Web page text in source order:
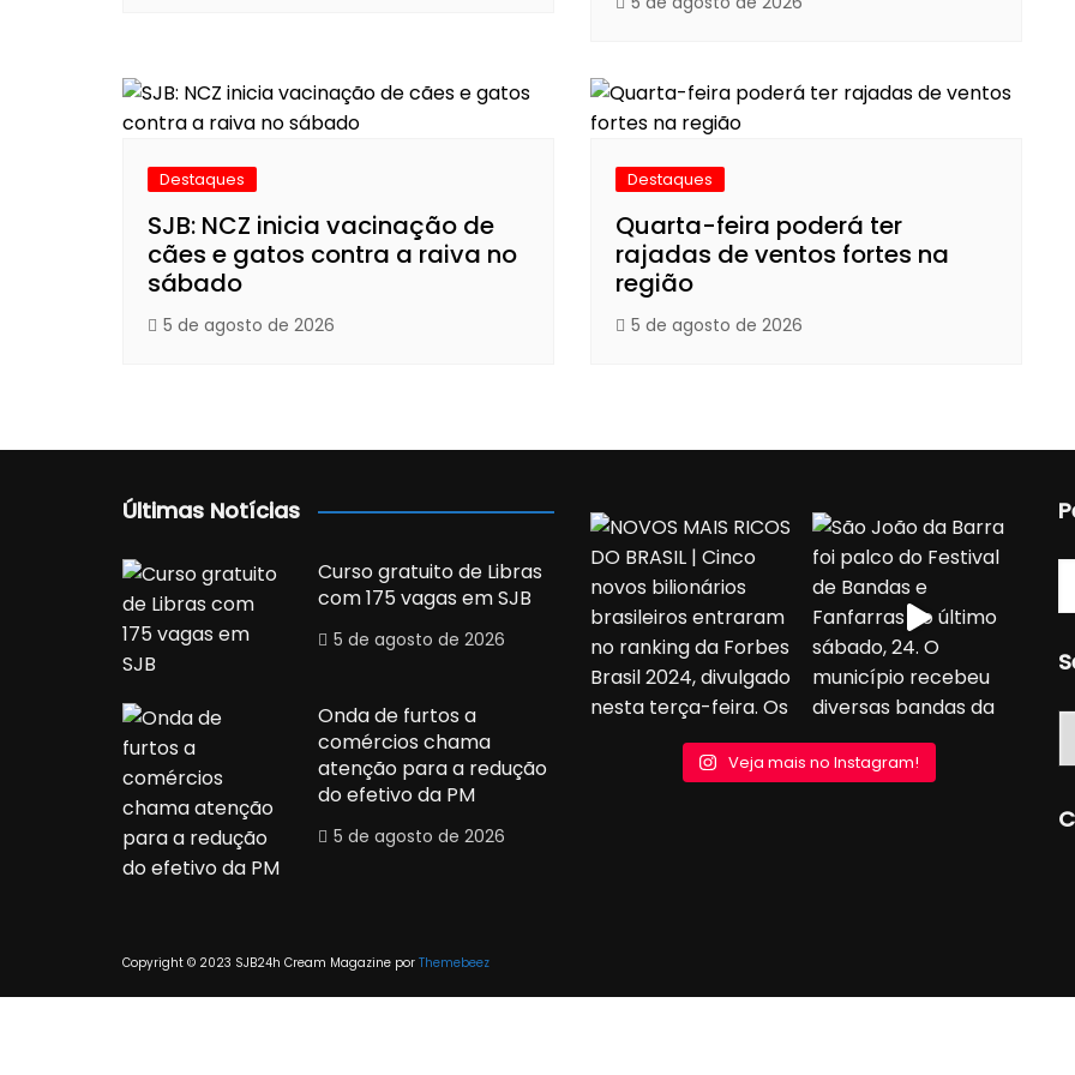
Destaques
SJB: NCZ inicia vacinação de
cães e gatos contra a raiva no
sábado
5 de agosto de 2026
Destaques
Quarta-feira poderá ter
rajadas de ventos fortes na
região
5 de agosto de 2026
Últimas Notícias
Curso gratuito de Libras
com 175 vagas em SJB
5 de agosto de 2026
Onda de furtos a
comércios chama
atenção para a redução
do efetivo da PM
5 de agosto de 2026
Veja mais no Instagram!
Copyright © 2023 SJB24h Cream Magazine por Themebeez